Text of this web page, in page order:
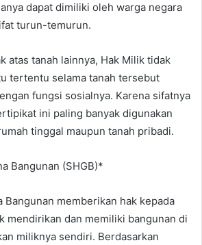
dapat dimiliki oleh warga negara
turun-temurun.
atas tanah lainnya, Hak Milik tidak
tertentu selama tanah tersebut
fungsi sosialnya. Karena sifatnya
ini paling banyak digunakan
tinggal maupun tanah pribadi.
Bangunan (SHGB)*
Bangunan memberikan hak kepada
mendirikan dan memiliki bangunan di
miliknya sendiri. Berdasarkan